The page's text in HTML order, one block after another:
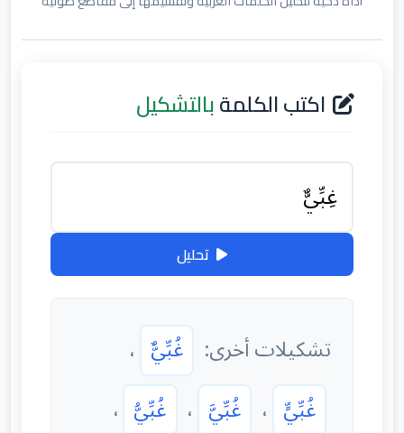
اكتب الكلمةبالتشكيل
تحليل
تشكيلات أخرى: غُبِّيٌّ ،
غُبِّيٍّ ، غُبِّيَّ ، غُبِّيُّ ،